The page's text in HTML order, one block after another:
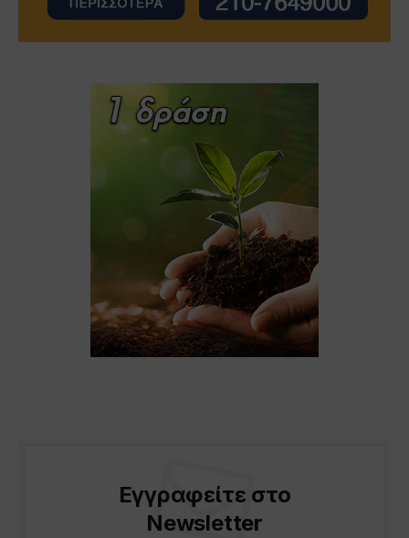
Εγγραφείτε στο
Newsletter